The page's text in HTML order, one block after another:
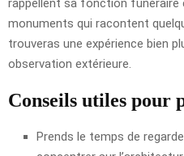
monuments qui racontent
trouveras une expérience bien
observation extérieure.
Conseils utiles pour
Prends le temps de